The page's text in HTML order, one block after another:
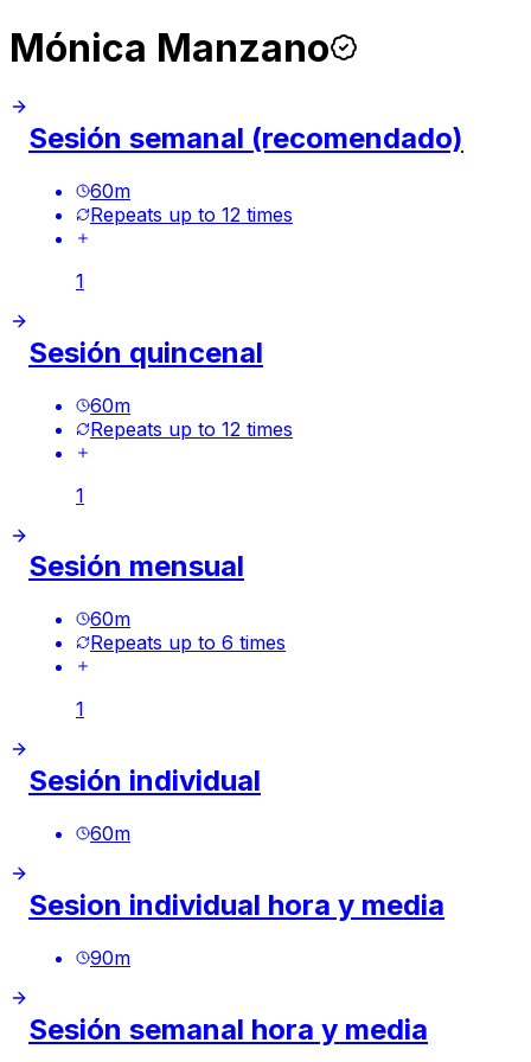
Mónica Manzano
Sesión semanal (recomendado)
60m
Repeats up to 12 times
1
Sesión quincenal
60m
Repeats up to 12 times
1
Sesión mensual
60m
Repeats up to 6 times
1
Sesión individual
60m
Sesion individual hora y media
90m
Sesión semanal hora y media